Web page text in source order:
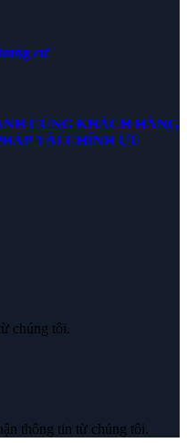
cư
CÙNG KHÁCH HÀNG
TÀI CHÍNH ƯU
chúng tôi.
thông tin từ chúng tôi.